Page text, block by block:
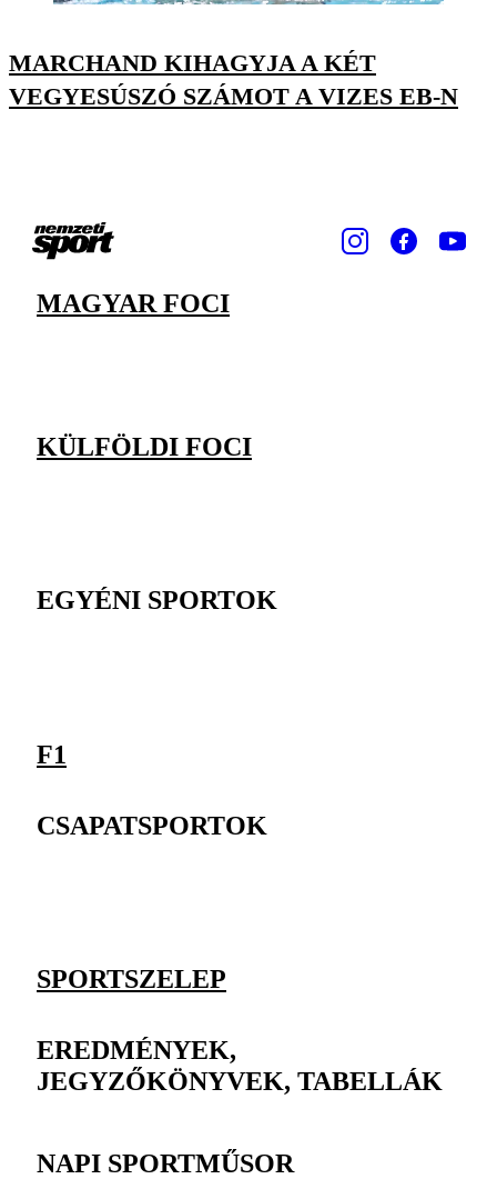
MARCHAND KIHAGYJA A KÉT
VEGYESÚSZÓ SZÁMOT A VIZES EB-N
MAGYAR FOCI
KÜLFÖLDI FOCI
EGYÉNI SPORTOK
F1
CSAPATSPORTOK
SPORTSZELEP
EREDMÉNYEK,
JEGYZŐKÖNYVEK, TABELLÁK
NAPI SPORTMŰSOR